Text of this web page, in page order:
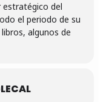
estratégico del
el periodo de su
algunos de